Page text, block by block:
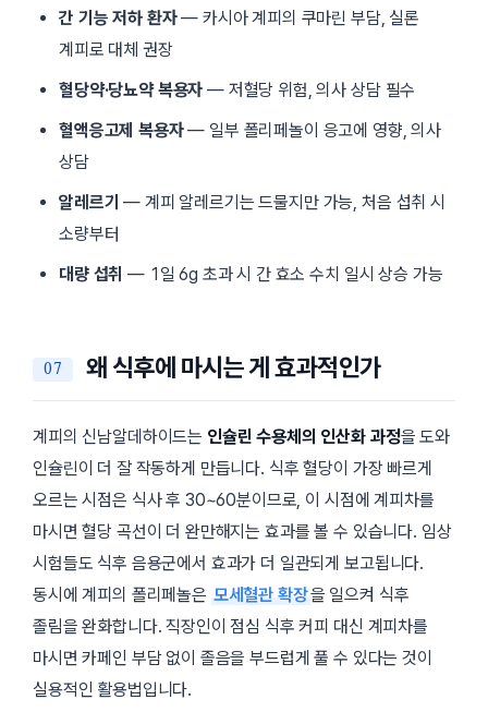
간 기능 저하 환자— 카시아 계피의 쿠마린 부담, 실론
계피로 대체 권장
혈당약·당뇨약 복용자 — 저혈당 위험, 의사 상담 필수
혈액응고제 복용자— 일부 폴리페놀이 응고에 영향, 의사
상담
알레르기 — 계피 알레르기는 드물지만 가능, 처음 섭취 시
소량부터
대량 섭취 — 1일 6g 초과 시 간 효소 수치 일시 상승 가능
왜 식후에 마시는 게 효과적인가
계피의 신남알데하이드는 인슐린 수용체의 인산화 과정을 도와
인슐린이 더 잘 작동하게 만듭니다. 식후 혈당이 가장 빠르게
오르는 시점은 식사 후 30~60분이므로, 이 시점에 계피차를
마시면 혈당 곡선이 더 완만해지는 효과를 볼 수 있습니다. 임상
시험들도 식후 음용군에서 효과가 더 일관되게 보고됩니다.
동시에 계피의 폴리페놀은 모세혈관 확장을 일으켜 식후
졸림을 완화합니다. 직장인이 점심 식후 커피 대신 계피차를
마시면 카페인 부담 없이 졸음을 부드럽게 풀 수 있다는 것이
실용적인 활용법입니다.